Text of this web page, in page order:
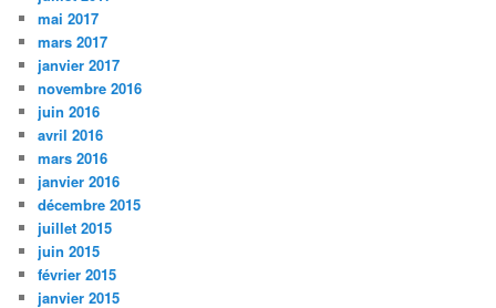
mai 2017
mars 2017
janvier 2017
novembre 2016
juin 2016
avril 2016
mars 2016
janvier 2016
décembre 2015
juillet 2015
juin 2015
février 2015
janvier 2015